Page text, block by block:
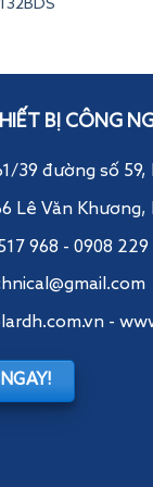
BỊ CÔNG
39 đường số 59,
Lê Văn Khương,
968 - 0908 229
-